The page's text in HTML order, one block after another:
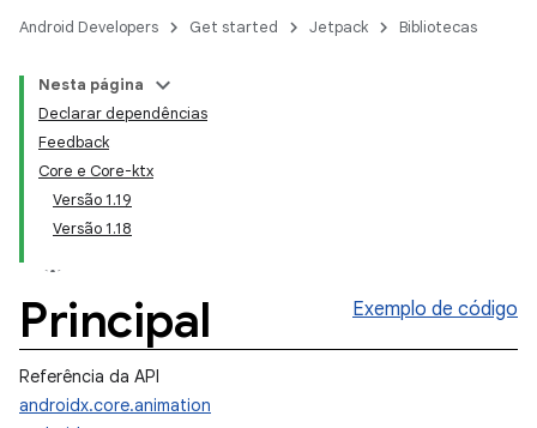
Android Developers Get started Jetpack Bibliotecas
Nesta página
Declarar dependências
Feedback
Core e Core-ktx
Versão 1.19
Versão 1.18
Principal Exemplo de código
Referência da API
androidx.core.animation